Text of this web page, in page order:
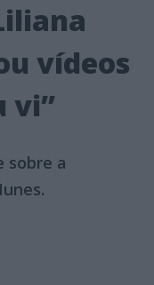
vídeos
vi”
sobre a